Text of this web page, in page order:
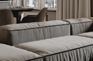
комнате
светло-серой
каменным